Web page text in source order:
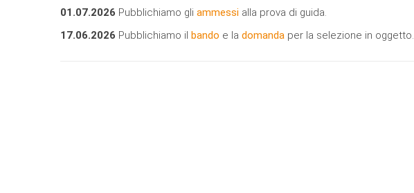
01.07.2026 Pubblichiamo gli ammessi alla prova di guida.
17.06.2026 Pubblichiamo il bando e la domanda per la selezione in oggetto.